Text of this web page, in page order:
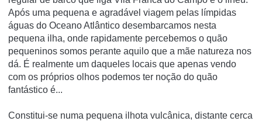
Após uma pequena e agradável viagem pelas límpidas
águas do Oceano Atlântico desembarcamos nesta
pequena ilha, onde rapidamente percebemos o quão
pequeninos somos perante aquilo que a mãe natureza nos
dá. É realmente um daqueles locais que apenas vendo
com os próprios olhos podemos ter noção do quão
fantástico é...
Constitui-se numa pequena ilhota vulcânica, distante cerca